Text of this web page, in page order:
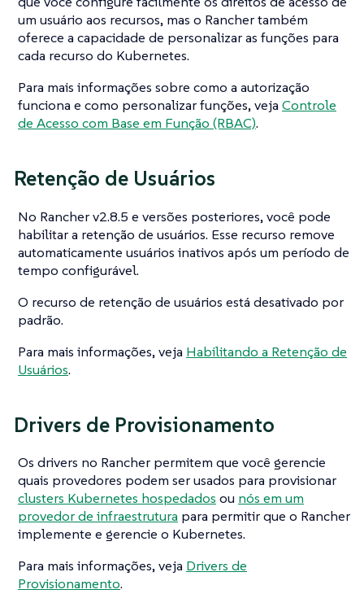
um usuário aos recursos, mas o Rancher também
oferece a capacidade de personalizar as funções para
cada recurso do Kubernetes.
Para mais informações sobre como a autorização
funciona e como personalizar funções, veja Controle
de Acesso com Base em Função (RBAC).
Retenção de Usuários
No Rancher v2.8.5 e versões posteriores, você pode
habilitar a retenção de usuários. Esse recurso remove
automaticamente usuários inativos após um período de
tempo configurável.
O recurso de retenção de usuários está desativado por
padrão.
Para mais informações, veja Habilitando a Retenção de
Usuários.
Drivers de Provisionamento
Os drivers no Rancher permitem que você gerencie
quais provedores podem ser usados para provisionar
clusters Kubernetes hospedados ou nós em um
provedor de infraestrutura para permitir que o Rancher
implemente e gerencie o Kubernetes.
Para mais informações, veja Drivers de
Provisionamento.